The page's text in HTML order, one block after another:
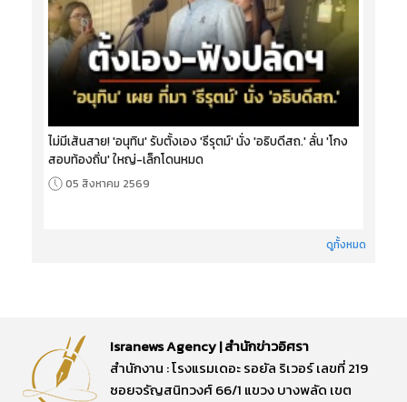
ไม่มีเส้นสาย! 'อนุทิน' รับตั้งเอง 'ธีรุตม์' นั่ง 'อธิบดีสถ.' ลั่น 'โกง
สอบท้องถิ่น' ใหญ่-เล็กโดนหมด
05 สิงหาคม 2569
ดูทั้งหมด
Isranews Agency | สำนักข่าวอิศรา
สำนักงาน : โรงแรมเดอะ รอยัล ริเวอร์ เลขที่ 219
ซอยจรัญสนิทวงศ์ 66/1 แขวง บางพลัด เขต